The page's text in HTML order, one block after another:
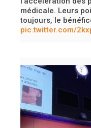
médicale. Leurs
toujours, le
pic.twitter.com/